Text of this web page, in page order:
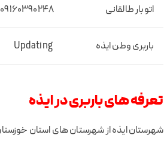
اتوبار طالقانی 09160390248
باربری وطن ایذه Updating
تعرفه های باربری در ایذه